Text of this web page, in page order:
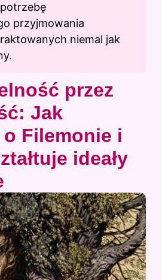
przyjmowania
niemal jak
przez
Jak
Filemonie i
ideały